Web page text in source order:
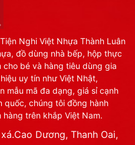
Nghi Việt Nhựa Thành Luân
đồ dùng nhà bếp, hộp thực
cho bé và hàng tiêu dùng gia
uy tín như Việt Nhật,
mẫu mã đa dạng, giá sỉ cạnh
quốc, chúng tôi đồng hành
trên khắp Việt Nam.
Dương, Thanh Oai,